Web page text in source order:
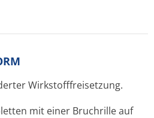
Wirkstofffrei­setzung.
mit einer Bruchrille auf